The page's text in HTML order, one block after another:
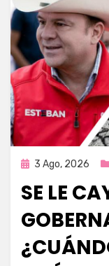
Publicada
3 Ago, 2026
SE LE